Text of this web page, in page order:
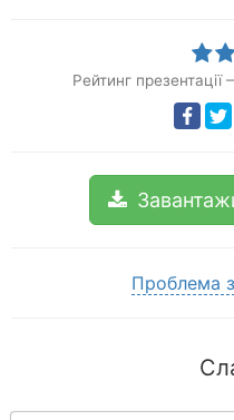
Рейтинг презентації
Проблема